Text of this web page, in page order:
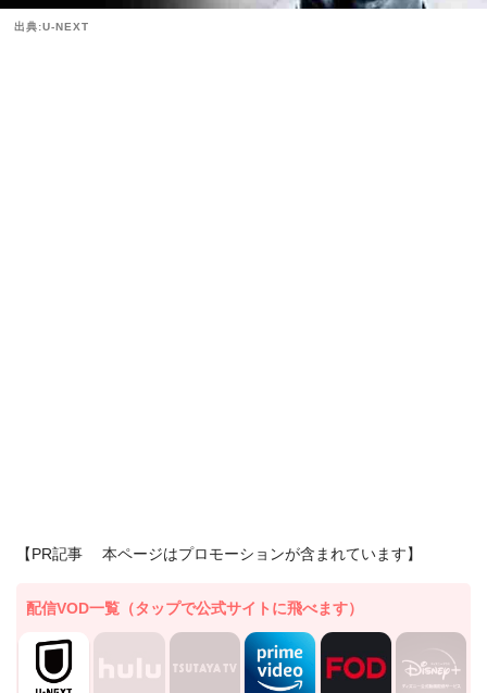
出典:U-NEXT
【PR記事 本ページはプロモーションが含まれています】
配信VOD一覧（タップで公式サイトに飛べます）